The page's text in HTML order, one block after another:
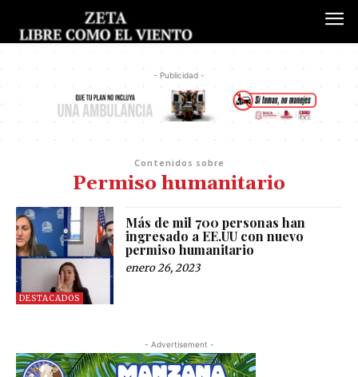
- Publicidad -
Contenidos sobre
Permiso humanitario
DESTACADOS
Más de mil 700 personas han
ingresado a EE.UU con nuevo
permiso humanitario
enero 26, 2023
- Advertisement -